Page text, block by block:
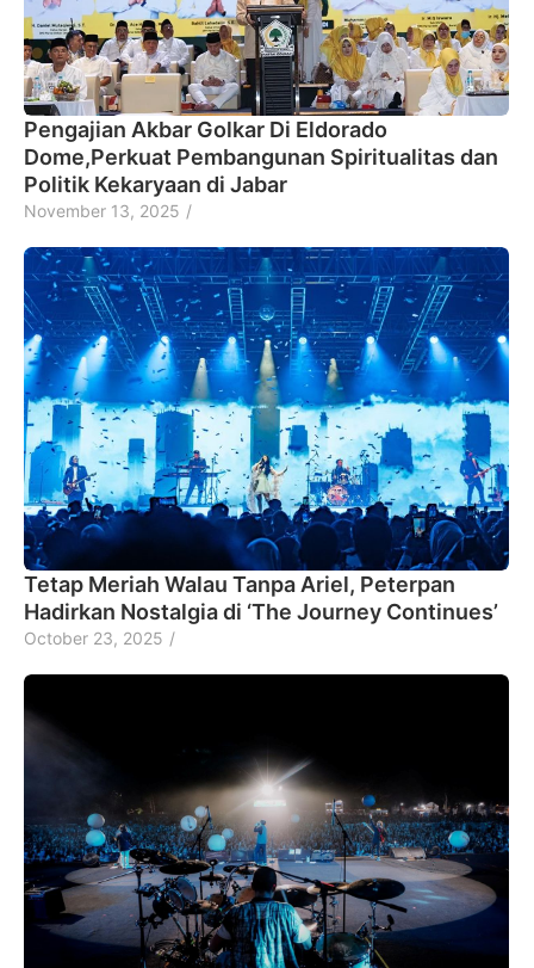
Pengajian Akbar Golkar Di Eldorado
Dome,Perkuat Pembangunan Spiritualitas dan
Politik Kekaryaan di Jabar
November 13, 2025 /
Tetap Meriah Walau Tanpa Ariel, Peterpan
Hadirkan Nostalgia di ‘The Journey Continues’
October 23, 2025 /